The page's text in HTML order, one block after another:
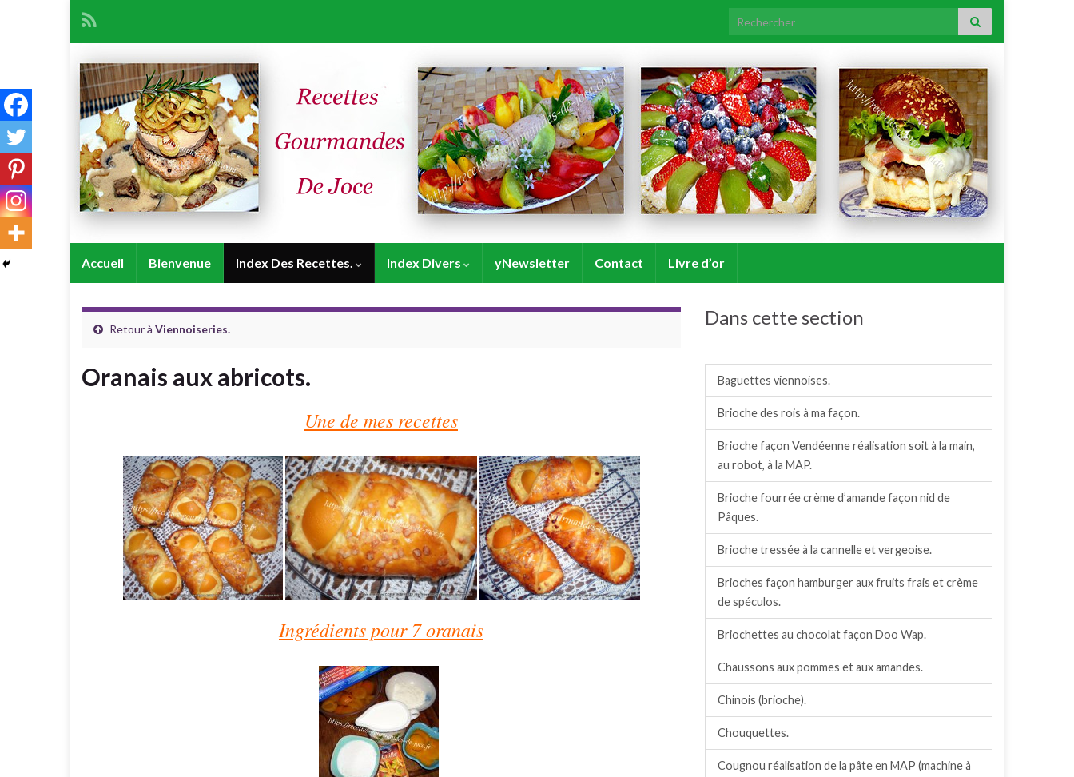
Search for:
Accueil Bienvenue Index Des Recettes. Index Divers yNewsletter Contact Livre d’or
Retour à Viennoiseries.
Oranais aux abricots.
Une de mes recettes
Ingrédients pour 7 oranais
Dans cette section
Baguettes viennoises.
Brioche des rois à ma façon.
Brioche façon Vendéenne réalisation soit à la main,
au robot, à la MAP.
Brioche fourrée crème d’amande façon nid de
Pâques.
Brioche tressée à la cannelle et vergeoise.
Brioches façon hamburger aux fruits frais et crème
de spéculos.
Briochettes au chocolat façon Doo Wap.
Chaussons aux pommes et aux amandes.
Chinois (brioche).
Chouquettes.
Cougnou réalisation de la pâte en MAP (machine à